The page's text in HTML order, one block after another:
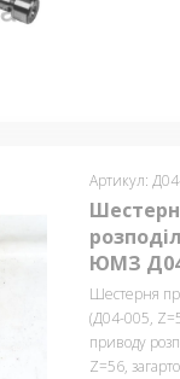
Артикул:
ЮМЗ
Шестерня
(Д04-005,
приводу
Z=56,